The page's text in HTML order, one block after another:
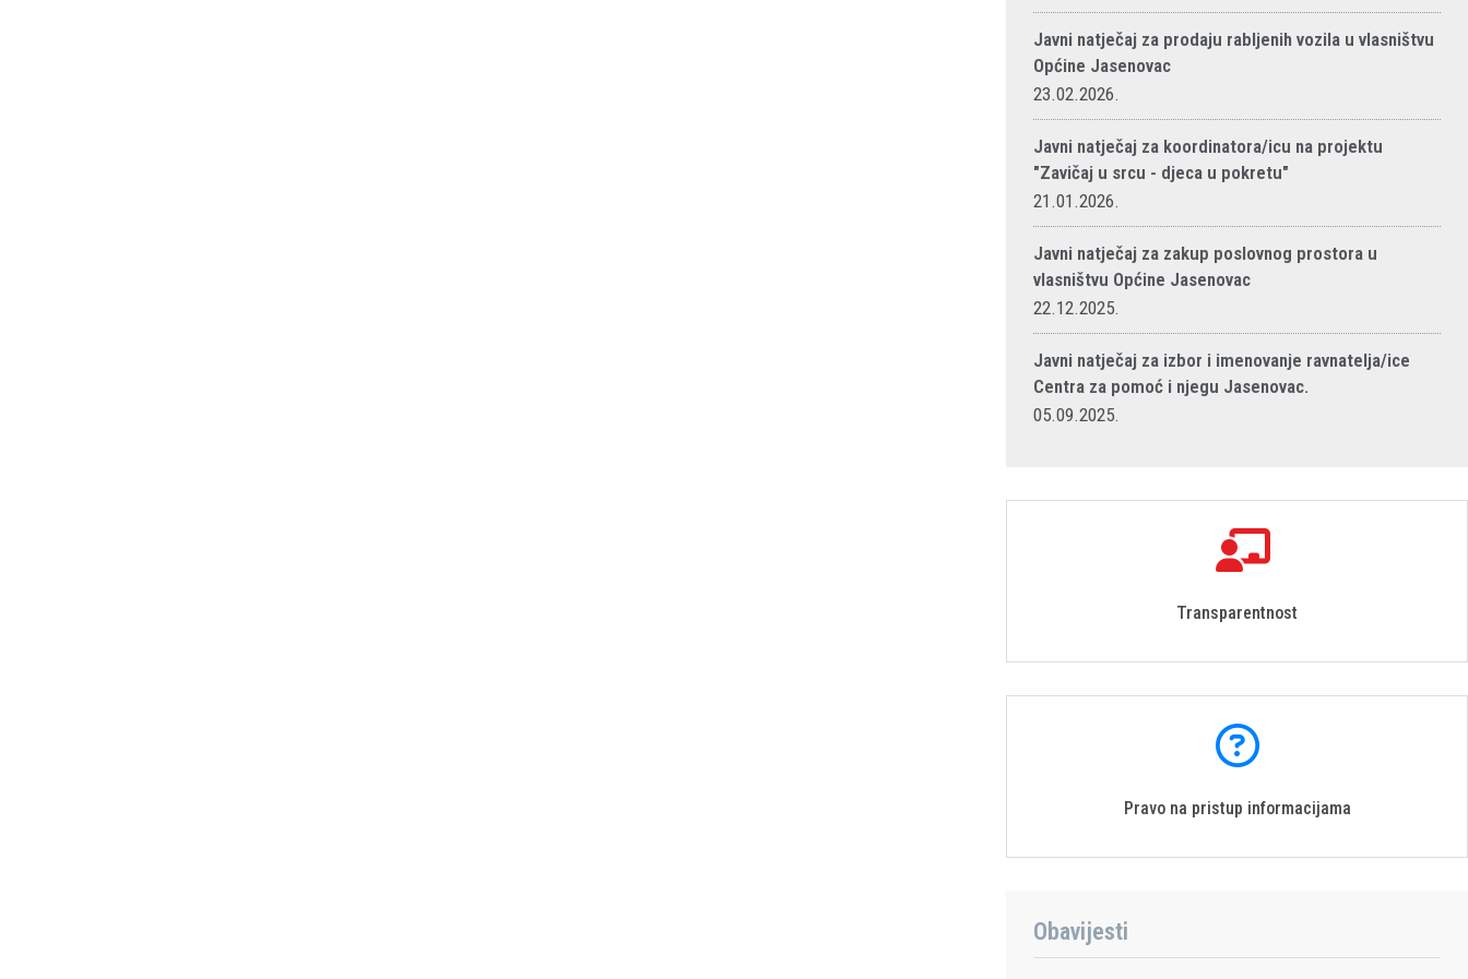
Javni natječaj za prodaju rabljenih vozila u vlasništvu
Općine Jasenovac
23.02.2026.
Javni natječaj za koordinatora/icu na projektu
"Zavičaj u srcu - djeca u pokretu"
21.01.2026.
Javni natječaj za zakup poslovnog prostora u
vlasništvu Općine Jasenovac
22.12.2025.
Javni natječaj za izbor i imenovanje ravnatelja/ice
Centra za pomoć i njegu Jasenovac.
05.09.2025.
Transparentnost
Pravo na pristup informacijama
Obavijesti